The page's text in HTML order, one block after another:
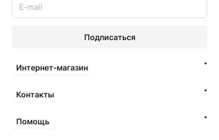
Подписаться
Интернет-магазин
Контакты
Помощь